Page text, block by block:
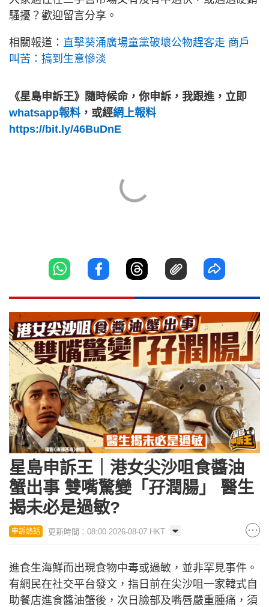
騷擾？歡迎留言分享。
相關報道： 直擊葵涌廣場童黨破壞公物趕客走 商戶
叫苦：搞到生意慘淡
《星島申訴王》隨時候命，你申訴，我跟進，立即
whatsapp報料，或經網上報料
https://bit.ly/46BuDnE
星島申訴王｜港女尖沙咀食醬油
蟹出事 雙嘴驚變「孖潤腸」 醫生
揭未必是過敏?
申訴熱話 更新時間：08:00 2026-08-07 HKT
進食生海鮮而出現食物中毒或過敏，並非罕見事件。
有網民在社交平台發文，指日前在尖沙咀一家韓式自
助餐店進食醬油蟹後，次日臉部及嘴唇嚴重腫痛，須